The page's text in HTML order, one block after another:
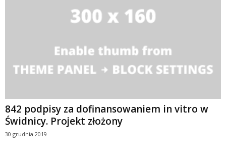
842 podpisy za dofinansowaniem in vitro w
Świdnicy. Projekt złożony
30 grudnia 2019